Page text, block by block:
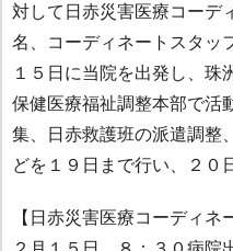
対して日赤災害医療コーデ
名、コーディネートスタッ
１５日に当院を出発し、珠
保健医療福祉調整本部で活
集、日赤救護班の派遣調整
どを１９日まで行い、２０
【日赤災害医療コーディネ